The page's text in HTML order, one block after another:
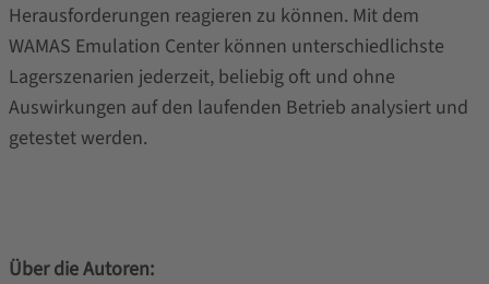
Herausforderungen reagieren zu können. Mit dem
WAMAS Emulation Center können unterschiedlichste
Lagerszenarien jederzeit, beliebig oft und ohne
Auswirkungen auf den laufenden Betrieb analysiert und
getestet werden.
Über die Autoren: